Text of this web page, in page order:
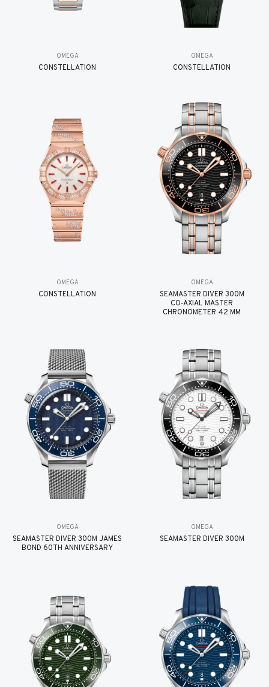
OMEGA
CONSTELLATION
OMEGA
CONSTELLATION
OMEGA
CONSTELLATION
OMEGA
SEAMASTER DIVER 300M
CO‑AXIAL MASTER
CHRONOMETER 42 MM
OMEGA
SEAMASTER DIVER 300M JAMES
BOND 60TH ANNIVERSARY
OMEGA
SEAMASTER DIVER 300M